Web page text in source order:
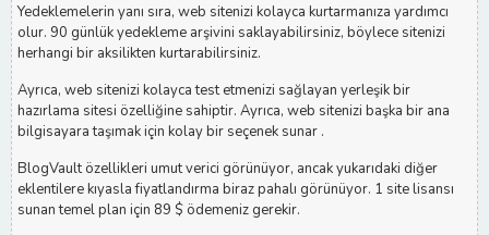
Yedeklemelerin yanı sıra, web sitenizi kolayca kurtarmanıza yardımcı
olur. 90 günlük yedekleme arşivini saklayabilirsiniz, böylece sitenizi
herhangi bir aksilikten kurtarabilirsiniz.
Ayrıca, web sitenizi kolayca test etmenizi sağlayan yerleşik bir
hazırlama sitesi özelliğine sahiptir. Ayrıca, web sitenizi başka bir ana
bilgisayara taşımak için kolay bir seçenek sunar .
BlogVault özellikleri umut verici görünüyor, ancak yukarıdaki diğer
eklentilere kıyasla fiyatlandırma biraz pahalı görünüyor. 1 site lisansı
sunan temel plan için 89 $ ödemeniz gerekir.